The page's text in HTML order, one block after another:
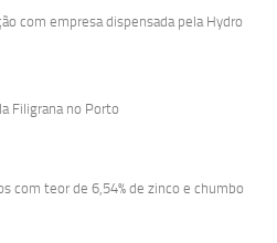
com empresa dispensada pela Hydro
Filigrana no Porto
com teor de 6,54% de zinco e chumbo